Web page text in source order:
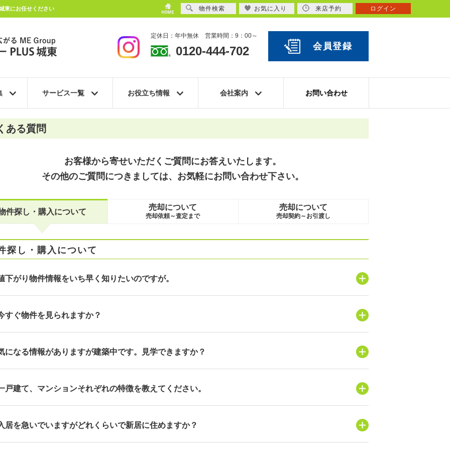
東にお任せください
定休日：年中無休 営業時間：9：00～
0120-444-702 会員登録
サービス一覧 お役立ち情報 会社案内 お問い合わせ
ある質問
お客様から寄せいただくご質問にお答えいたします。
その他のご質問につきましては、お気軽にお問い合わせ下さい。
件探し ・ 購入について
売却について
売却依頼～査定まで
売却について
売却契約～お引渡し
探し・購入について
下がり物件情報をいち早く知りたいのですが。
すぐ物件を見られますか？
になる情報がありますが建築中です。見学できますか？
戸建て、マンションそれぞれの特徴を教えてください。
居を急いでいますがどれくらいで新居に住めますか？
物件検索 お気に入り 来店予約 ログイン